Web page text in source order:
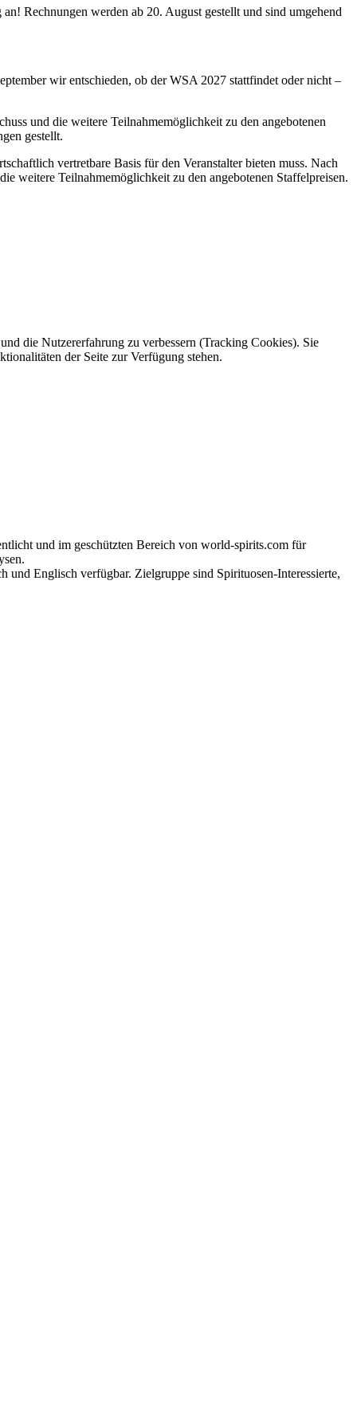
Rechnungen werden ab 20. August gestellt und sind umgehend
wir entschieden, ob der WSA 2027 stattfindet oder nicht –
und die weitere Teilnahmemöglichkeit zu den angebotenen
gestellt.
vertretbare Basis für den Veranstalter bieten muss. Nach
weitere Teilnahmemöglichkeit zu den angebotenen Staffelpreisen.
und im geschützten Bereich von world-spirits.com für
und Englisch verfügbar. Zielgruppe sind Spirituosen-Interessierte,
die Nutzererfahrung zu verbessern (Tracking Cookies). Sie
der Seite zur Verfügung stehen.